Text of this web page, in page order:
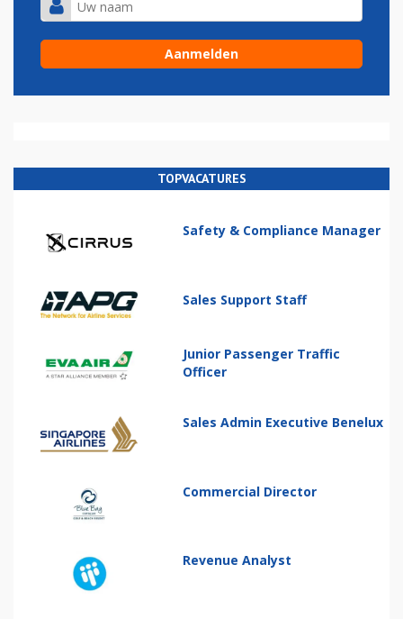
TOPVACATURES
Safety & Compliance Manager
Sales Support Staff
Junior Passenger Traffic
Officer
Sales Admin Executive Benelux
Commercial Director
Revenue Analyst